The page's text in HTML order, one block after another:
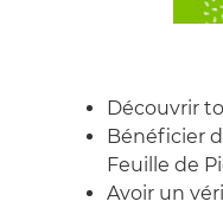
Découvrir
Bénéficier
Feuille de
Avoir un